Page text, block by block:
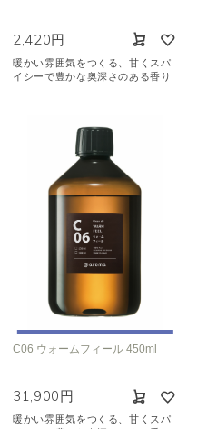
2,420円
暖かい雰囲気をつくる、甘くスパ
イシーで豊かな奥深さのある香り
C06 ウォームフィール 450ml
31,900円
暖かい雰囲気をつくる、甘くスパ